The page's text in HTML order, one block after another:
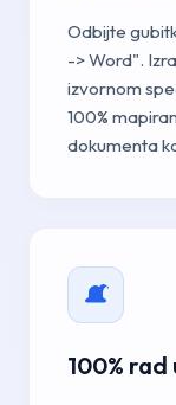
Odbijte
-> Word".
izvornom
100%
dokumenta
100%